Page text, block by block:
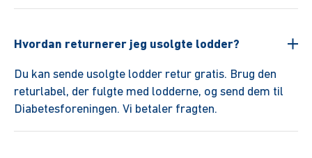
Hvordan returnerer jeg usolgte lodder?
Du kan sende usolgte lodder retur gratis. Brug den
returlabel, der fulgte med lodderne, og send dem til
Diabetesforeningen. Vi betaler fragten.